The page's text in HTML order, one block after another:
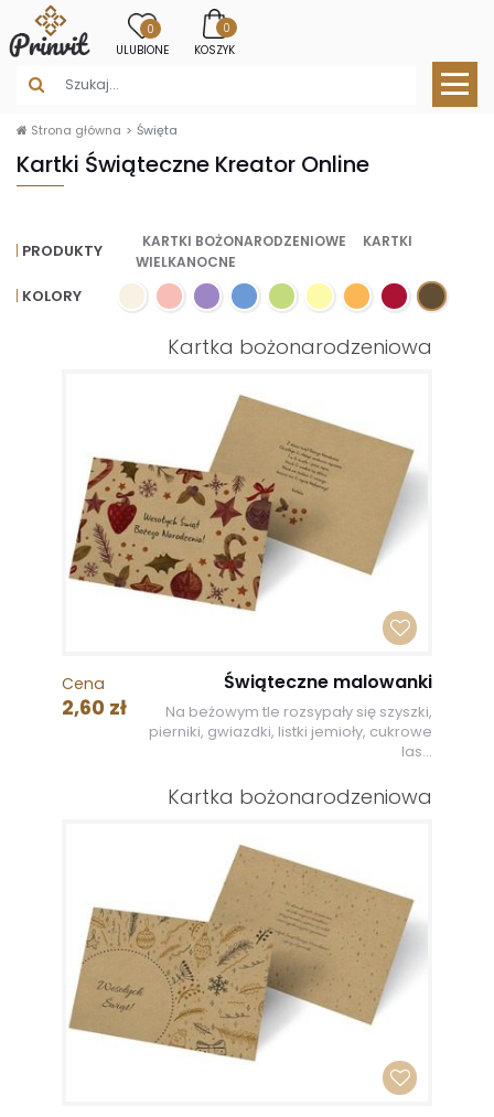
0
ULUBIONE
0
KOSZYK
Strona główna Święta
Kartki Świąteczne Kreator Online
PRODUKTY KARTKI BOŻONARODZENIOWE
KARTKI
WIELKANOCNE
KOLORY
Kartka bożonarodzeniowa
Cena
2,60 zł
Świąteczne malowanki
Na beżowym tle rozsypały się szyszki,
pierniki, gwiazdki, listki jemioły, cukrowe
las...
Kartka bożonarodzeniowa